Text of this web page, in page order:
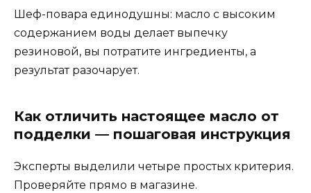
Шеф-повара единодушны: масло с высоким
содержанием воды делает выпечку
резиновой, вы потратите ингредиенты, а
результат разочарует.
Как отличить настоящее масло от
подделки — пошаговая инструкция
Эксперты выделили четыре простых критерия.
Проверяйте прямо в магазине.